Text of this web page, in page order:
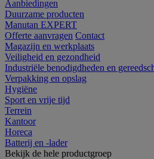
Aanbiedingen
Duurzame producten
Manutan EXPERT
Offerte aanvragen Contact
Magazijn en werkplaats
Veiligheid en gezondheid
Industriële benodigdheden en
Verpakking en opslag
Hygiëne
Sport en vrije tijd
Terrein
Kantoor
Horeca
Batterij en -lader
Bekijk de hele productgroep